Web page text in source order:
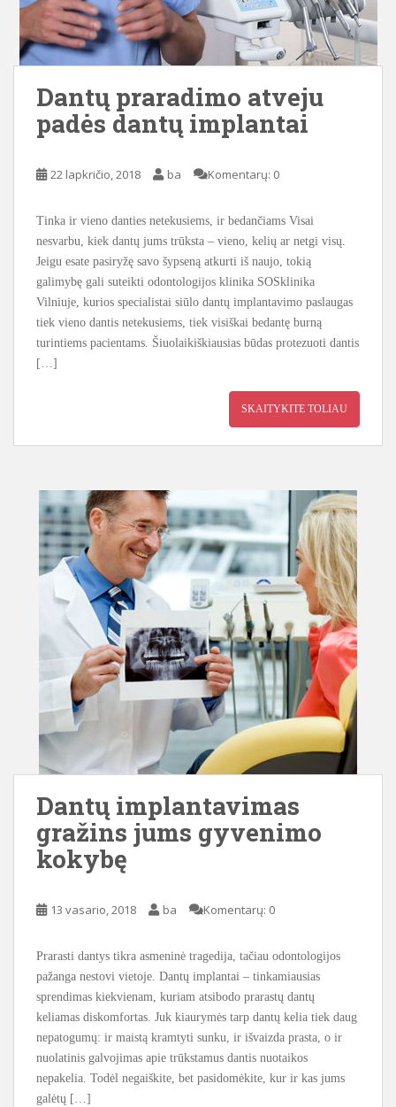
Dantų praradimo atveju
padės dantų implantai
22 lapkričio, 2018 ba Komentarų: 0
Tinka ir vieno danties netekusiems, ir bedančiams Visai
nesvarbu, kiek dantų jums trūksta – vieno, kelių ar netgi visų.
Jeigu esate pasiryžę savo šypseną atkurti iš naujo, tokią
galimybę gali suteikti odontologijos klinika SOSklinika
Vilniuje, kurios specialistai siūlo dantų implantavimo paslaugas
tiek vieno dantis netekusiems, tiek visiškai bedantę burną
turintiems pacientams. Šiuolaikiškiausias būdas protezuoti dantis
[…]
SKAITYKITE TOLIAU
Dantų implantavimas
gražins jums gyvenimo
kokybę
13 vasario, 2018 ba Komentarų: 0
Prarasti dantys tikra asmeninė tragedija, tačiau odontologijos
pažanga nestovi vietoje. Dantų implantai – tinkamiausias
sprendimas kiekvienam, kuriam atsibodo prarastų dantų
keliamas diskomfortas. Juk kiaurymės tarp dantų kelia tiek daug
nepatogumų: ir maistą kramtyti sunku, ir išvaizda prasta, o ir
nuolatinis galvojimas apie trūkstamus dantis nuotaikos
nepakelia. Todėl negaiškite, bet pasidomėkite, kur ir kas jums
galėtų […]